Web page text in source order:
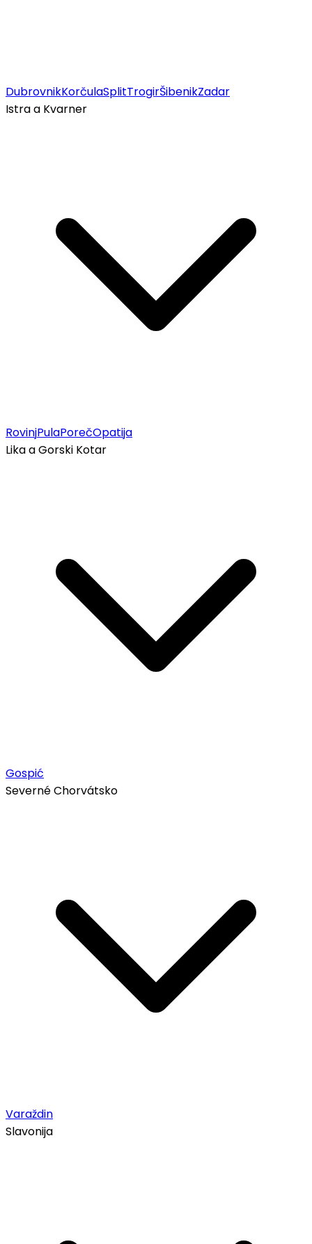
DubrovnikKorčulaSplitTrogirŠibenikZadar
Istra a Kvarner
RovinjPulaPorečOpatija
Lika a Gorski Kotar
Gospić
Severné Chorvátsko
Varaždin
Slavonija